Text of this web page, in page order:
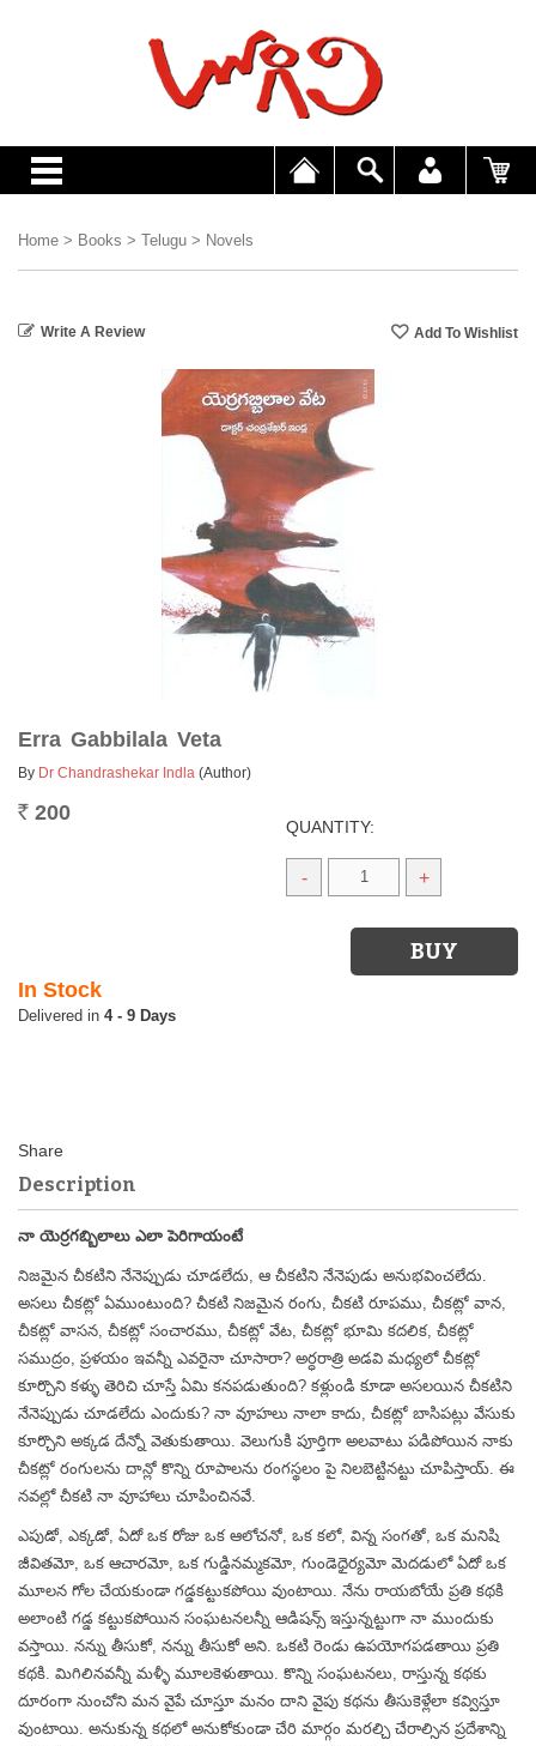
Home > Books > Telugu > Novels
Write A Review
Erra Gabbilala Veta
By Dr Chandrashekar Indla (Author)
Rs. 200
QUANTITY:
- +
In Stock
4 - 9 Days
Description
నా యెర్రగబ్బిలాలు ఎలా పెరిగాయంటే
నిజమైన చీకటిని నేనెప్పుడు చూడలేదు, ఆ చీకటిని నేనెపుడు అనుభవించలేదు.
అసలు చీకట్లో ఏముంటుంది? చీకటి నిజమైన రంగు, చీకటి రూపము, చీకట్లో వాన,
చీకట్లో వాసన, చీకట్లో సంచారము, చీకట్లో వేట, చీకట్లో భూమి కదలిక, చీకట్లో
సముద్రం, ప్రళయం ఇవన్నీ ఎవరైనా చూసారా? అర్ధరాత్రి అడవి మధ్యలో చీకట్లో
కూర్చొని కళ్ళు తెరిచి చూస్తే ఏమి కనపడుతుంది? కళ్లుండి కూడా అసలయిన చీకటిని
నేనెప్పుడు చూడలేదు ఎందుకు? నా వూహలు నాలా కాదు, చీకట్లో బాసిపట్లు వేసుకు
కూర్చొని అక్కడ దేన్నో వెతుకుతాయి. వెలుగుకి పూర్తిగా అలవాటు పడిపోయిన నాకు
చీకట్లో రంగులను దాన్లో కొన్ని రూపాలను రంగస్థలం పై నిలబెట్టినట్టు చూపిస్తాయ్. ఈ
నవల్లో చీకటి నా వూహాలు చూపించినవే.
ఎపుడో, ఎక్కడో, ఏదో ఒక రోజు ఒక ఆలోచనో, ఒక కలో, విన్న సంగతో, ఒక మనిషి
జీవితమో, ఒక ఆచారమో, ఒక గుడ్డినమ్మకమో, గుండెధైర్యమో మెదడులో ఏదో ఒక
మూలన గోల చేయకుండా గడ్డకట్టుకపోయి వుంటాయి. నేను రాయబోయే ప్రతి కథకి
అలాంటి గడ్డ కట్టుకపోయిన సంఘటనలన్నీ ఆడిషన్స్ ఇస్తున్నట్టుగా నా ముందుకు
వస్తాయి. నన్ను తీసుకో, నన్ను తీసుకో అని. ఒకటి రెండు ఉపయోగపడతాయి ప్రతి
కథకి. మిగిలినవన్నీ మళ్ళీ మూలకెళుతాయి. కొన్ని సంఘటనలు, రాస్తున్న కథకు
దూరంగా నుంచోని మన వైపే చూస్తూ మనం దాని వైపు కథను తీసుకెళ్లేలా కవ్విస్తూ
వుంటాయి. అనుకున్న కథలో అనుకోకుండా చేరి మార్గం మరల్చి చేరాల్సిన ప్రదేశాన్ని